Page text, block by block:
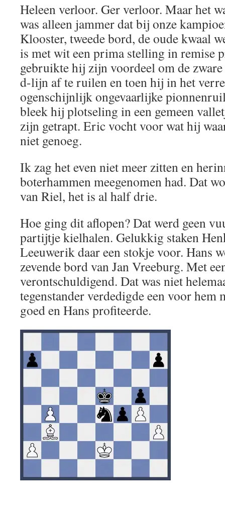
Heleen verloor. Ger verloor. Maar het
was alleen jammer dat bij onze
Klooster, tweede bord, de oude kwaal
is met wit een prima stelling in remise
gebruikte hij zijn voordeel om de
d-lijn af te ruilen en toen hij in het
ogenschijnlijk ongevaarlijke
bleek hij plotseling in een gemeen
zijn getrapt. Eric vocht voor wat hij
niet genoeg.
Ik zag het even niet meer zitten en
boterhammen meegenomen had. Dat
van Riel, het is al half drie.
Hoe ging dit aflopen? Dat werd geen
partijtje kielhalen. Gelukkig staken
Leeuwerik daar een stokje voor. Hans
zevende bord van Jan Vreeburg. Met
verontschuldigend. Dat was niet
tegenstander verdedigde een voor
goed en Hans profiteerde.